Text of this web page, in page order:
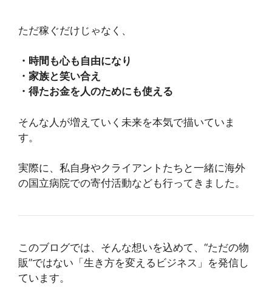
ただ稼ぐだけじゃなく、
・時間も心も自由になり
・家族と笑い合え
・得たお金を人のためにも使える
そんな人が増えていく未来を本気で描いていま
す。
実際に、私自身やクライアントたちと一緒に海外
の国立病院での寄付活動なども行ってきました。
このブログでは、そんな想いを込めて、“ただの物
販”ではない「生き方を変えるビジネス」を発信し
ています。